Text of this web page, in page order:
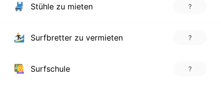
Stühle zu mieten ?
Surfbretter zu vermieten ?
Surfschule ?